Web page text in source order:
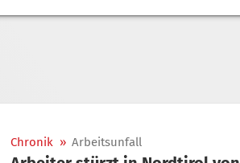
Chronik » Arbeitsunfall